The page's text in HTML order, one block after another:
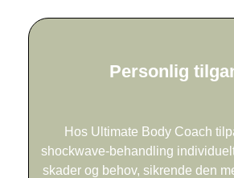
Personlig
Hos Ultimate Body Coach
shockwave-behandling
skader og behov, sikrende den